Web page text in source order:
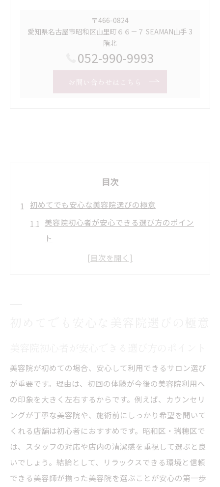
〒466-0824
愛知県名古屋市昭和区山里町６６－７ SEAMAN山手 3
階北
052-990-9993
お問い合わせはこちら
目次
初めてでも安心な美容院選びの極意
美容院初心者が安心できる選び方のポイン
ト
初めての美容院で失敗しない事前準備とは
美容院の得意分野やカット技術を調べるポ
イント
安い美容院と満足度の高い美容院の違いに
注目
美容院が初めての場合、安心して利用できるサロン選び
が重要です。理由は、初回の体験が今後の美容院利用へ
の印象を大きく左右するからです。例えば、カウンセリ
ングが丁寧な美容院や、施術前にしっかり希望を聞いて
くれる店舗は初心者におすすめです。昭和区・瑞穂区で
は、スタッフの対応や店内の清潔感を重視して選ぶと良
いでしょう。結論として、リラックスできる環境と信頼
できる美容師が揃った美容院を選ぶことが安心の第一歩